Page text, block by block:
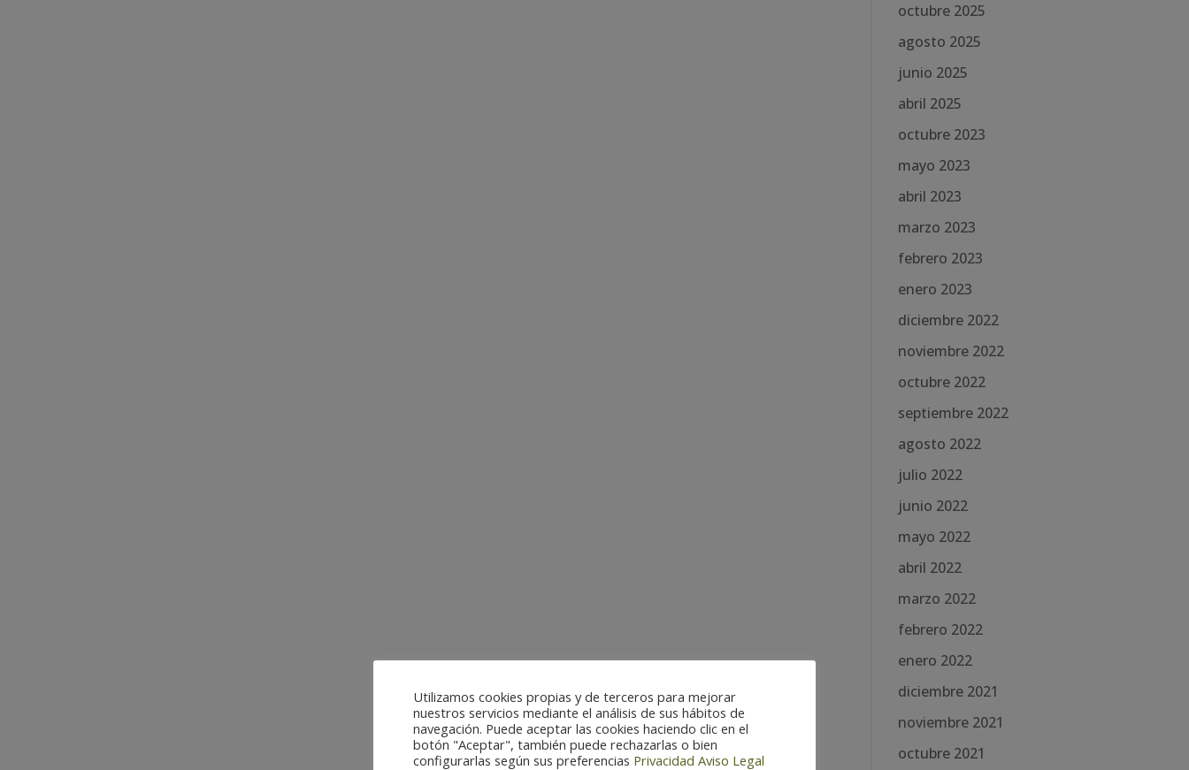
octubre 2025
agosto 2025
junio 2025
abril 2025
octubre 2023
mayo 2023
abril 2023
marzo 2023
febrero 2023
enero 2023
diciembre 2022
noviembre 2022
octubre 2022
septiembre 2022
agosto 2022
julio 2022
junio 2022
mayo 2022
abril 2022
marzo 2022
febrero 2022
enero 2022
diciembre 2021
noviembre 2021
octubre 2021
Utilizamos cookies propias y de terceros para mejorar
nuestros servicios mediante el análisis de sus hábitos de
navegación. Puede aceptar las cookies haciendo clic en el
botón "Aceptar", también puede rechazarlas o bien
configurarlas según sus preferencias Privacidad Aviso Legal